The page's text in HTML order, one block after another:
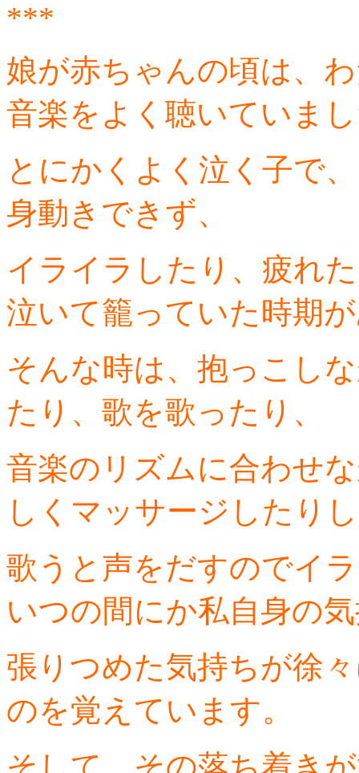
***
娘が赤ちゃんの頃は、
音楽をよく聴いていま
とにかくよく泣く子で
身動きできず、
イライラしたり、疲れ
泣いて籠っていた時期
そんな時は、抱っこし
たり、歌を歌ったり、
音楽のリズムに合わせ
しくマッサージしたり
歌うと声をだすのでイ
いつの間にか私自身の
張りつめた気持ちが徐
のを覚えています。